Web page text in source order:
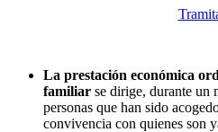
La prestación económica
familiar se dirige, durante un
personas que han sido
convivencia con quienes son